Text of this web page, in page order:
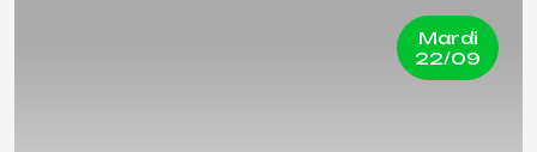
Mardi
22/09